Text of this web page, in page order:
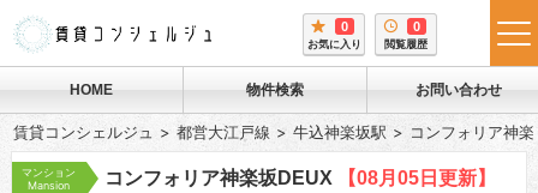
0
お気に入り
0
閲覧履歴
HOME 物件検索 お問い合わせ
賃貸コンシェルジュ 都営大江戸線 牛込神楽坂駅 コンフォリア神
マンション
Mansion
コンフォリア神楽坂DEUX 【08月05日更新】